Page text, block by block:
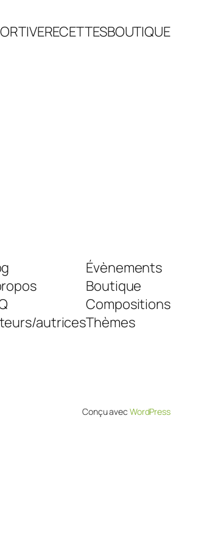
RECETTESBOUTIQUE
autrices
Évènements
Boutique
Compositions
Thèmes
Conçu avec WordPress